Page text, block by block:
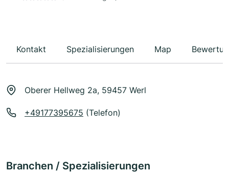
Kontakt Spezialisierungen Map
Oberer Hellweg 2a, 59457 Werl
+49177395675 (Telefon)
Branchen / Spezialisierungen